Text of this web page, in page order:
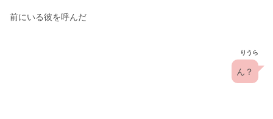
前にいる彼を呼んだ
りうら
ん？